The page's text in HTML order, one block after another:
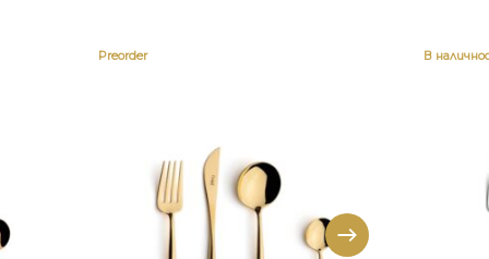
Preorder В